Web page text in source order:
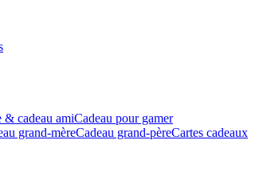
& cadeau amiCadeau pour gamer
grand-mèreCadeau grand-pèreCartes cadeaux